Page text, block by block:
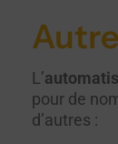
L’
pour de
d’autres :